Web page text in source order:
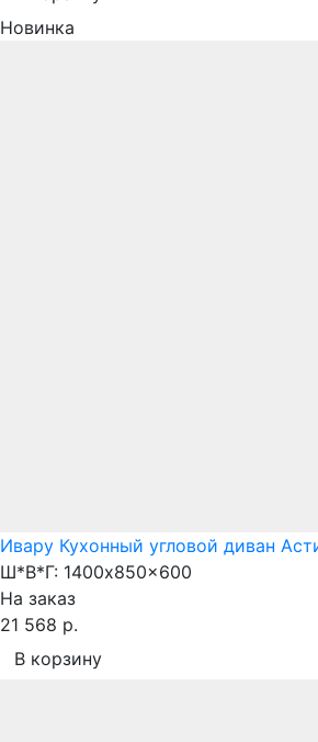
Новинка
Ивару Кухонный угловой диван
Ш*В*Г: 1400x850x600
На заказ
21 568 р.
В корзину